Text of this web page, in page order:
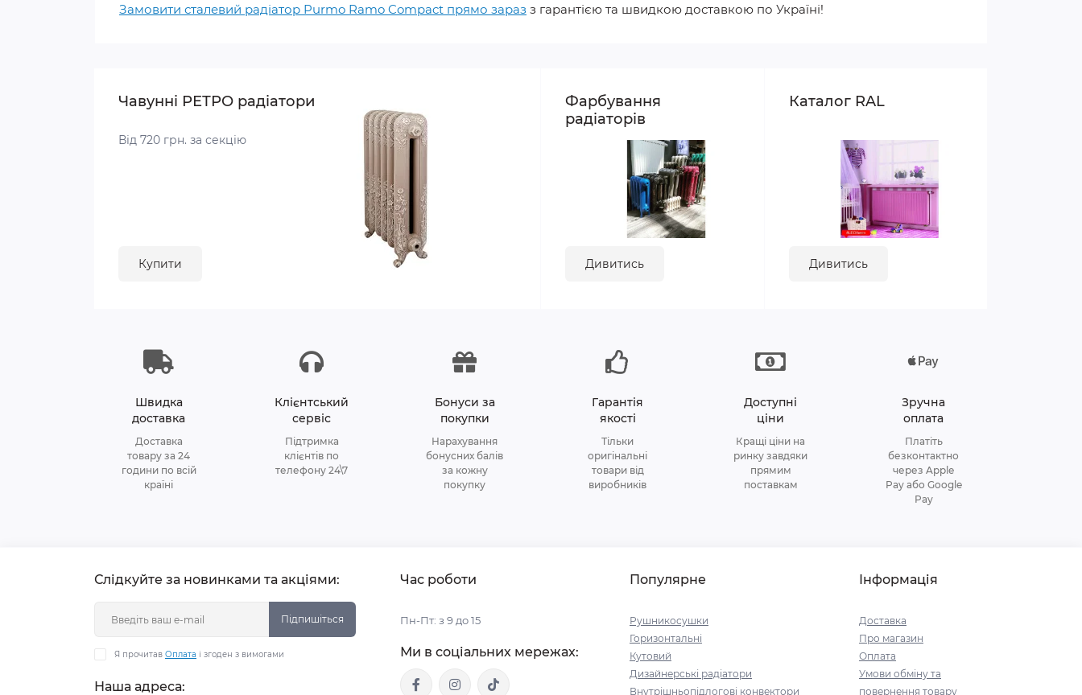
Замовити сталевий радіатор Purmo Ramo Compact прямо зараз з гарантією та швидкою доставкою по Україні!
Чавунні РЕТРО радіатори
Від 720 грн. за секцію
Купити
Фарбування
радіаторів
Дивитись
Каталог RAL
Дивитись
Швидка
доставка
Доставка
товару за 24
години по всій
країні
Клієнтський
сервіс
Підтримка
клієнтів по
телефону 24\7
Бонуси за
покупки
Нарахування
бонусних балів
за кожну
покупку
Гарантія
якості
Тільки
оригінальні
товари від
виробників
Доступні
ціни
Кращі ціни на
ринку завдяки
прямим
поставкам
Зручна
оплата
Платіть
безконтактно
через Apple
Pay або Google
Pay
Слідкуйте за новинками та акціями:
Підпишіться
Я прочитав Оплата і згоден з вимогами
Наша адреса:
Час роботи
Пн-Пт: з 9 до 15
Ми в соціальних мережах:
Популярне
Рушникосушки
Горизонтальні
Кутовий
Дизайнерські радіатори
Внутрішньопідлогові конвектори
Інформація
Доставка
Про магазин
Оплата
Умови обміну та
повернення товару